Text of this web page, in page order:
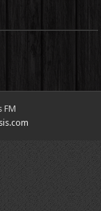
FM